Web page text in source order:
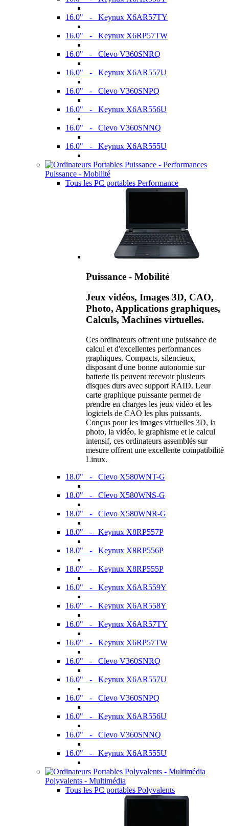
16.0" - Keynux X6AR57TY
16.0" - Keynux X6RP57TW
16.0" - Clevo V360SNRQ
16.0" - Keynux X6AR557U
16.0" - Clevo V360SNPQ
16.0" - Keynux X6AR556U
16.0" - Clevo V360SNNQ
16.0" - Keynux X6AR555U
Puissance - Mobilité
Tous les PC portables Performance
Puissance - Mobilité
Jeux vidéos, Images 3D, CAO,
Photo, Applications graphiques,
Calculs, Machines virtuelles.
Ces ordinateurs offrent une puissance de
calcul et d'excellentes performances
graphiques. Compacts, silencieux,
disposant d'une bonne autonomie sur
batterie ils peuvent recevoir plusieurs
disques durs avec support RAID. Leur
carte graphique puissante permet de
prendre en charges les jeux vidéo et les
logiciels de CAO les plus puissants.
Conçus pour les images virtuelles 3D, la
photo, la vidéo, le graphisme et le calcul
intensif, ces ordinateurs assemblés sur
mesure offrent une excellente compatibilité
Linux.
18.0" - Clevo X580WNT-G
18.0" - Clevo X580WNS-G
18.0" - Clevo X580WNR-G
18.0" - Keynux X8RP557P
18.0" - Keynux X8RP556P
18.0" - Keynux X8RP555P
16.0" - Keynux X6AR559Y
16.0" - Keynux X6AR558Y
16.0" - Keynux X6AR57TY
16.0" - Keynux X6RP57TW
16.0" - Clevo V360SNRQ
16.0" - Keynux X6AR557U
16.0" - Clevo V360SNPQ
16.0" - Keynux X6AR556U
16.0" - Clevo V360SNNQ
16.0" - Keynux X6AR555U
Polyvalents - Multimédia
Tous les PC portables Polyvalents